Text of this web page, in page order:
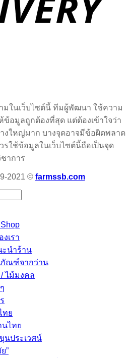
มในเว็บไซต์นี้ ทีมผู้พัฒนา ใช้ความ
ข้อมูลถูกต้องที่สุด แต่ต้องเข้าใจว่า
งใหญ่มาก บางจุดอาจมีข้อผิดพลาด
รใช้ข้อมูลในเว็บไซต์นี้ถือเป็นจุด
าการ
2021 © farmssb.com
เรา
ะนำร้าน
ภัณฑ์จากว่าน
ไม้มงคล
ทย
ไทย
นประเวศน์
”